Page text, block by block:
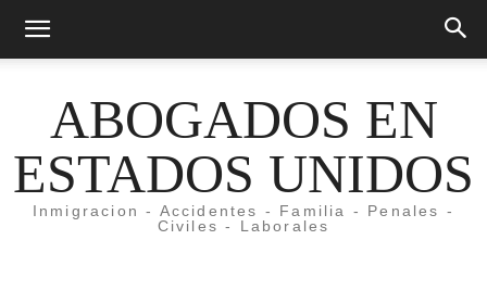
ABOGADOS EN
ESTADOS UNIDOS
Inmigracion - Accidentes - Familia - Penales -
Civiles - Laborales